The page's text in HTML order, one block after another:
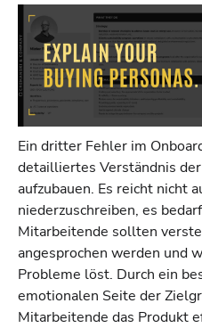
Ein dritter Fehler im
detailliertes Verständnis
aufzubauen. Es reicht nicht
niederzuschreiben, es
Mitarbeitende sollten
angesprochen werden und
Probleme löst. Durch ein
emotionalen Seite der
Mitarbeitende das Produkt